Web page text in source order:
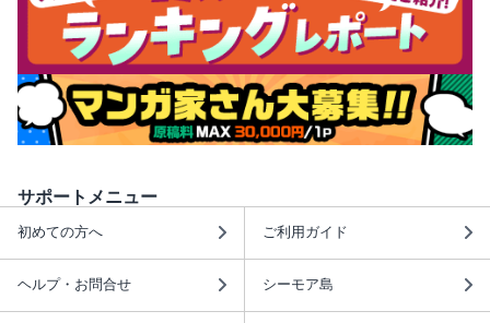
サポートメニュー
初めての方へ ご利用ガイド
ヘルプ・お問合せ シーモア島